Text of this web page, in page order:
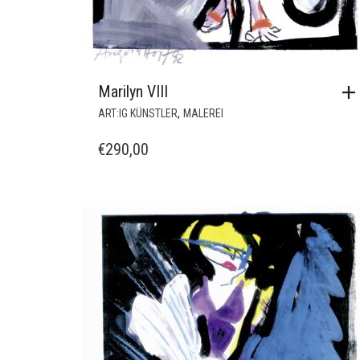
Marilyn VIII
ART:IG KÜNSTLER, MALEREI
€290,00